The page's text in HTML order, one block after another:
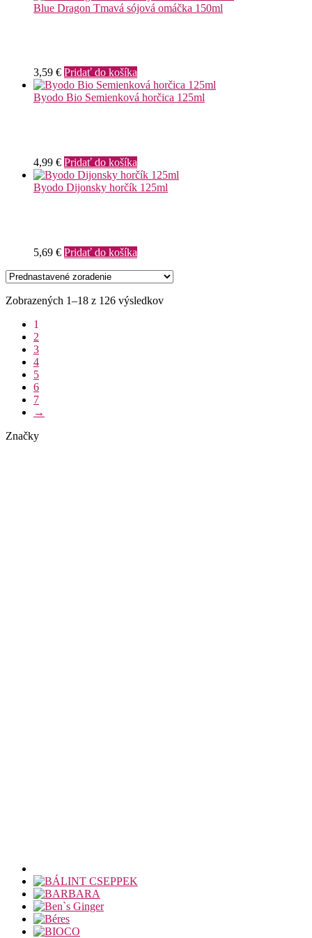
Blue Dragon Tmavá sójová omáčka 150ml
3,59 € Pridať do košíka
Byodo Bio Semienková horčica 125ml
4,99 € Pridať do košíka
Byodo Dijonsky horčík 125ml
5,69 € Pridať do košíka
Zobrazených 1–18 z 126 výsledkov
1
2
3
4
5
6
7
→
Značky